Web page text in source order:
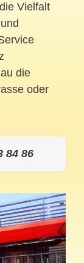
Vielfalt
die
oder
84 86